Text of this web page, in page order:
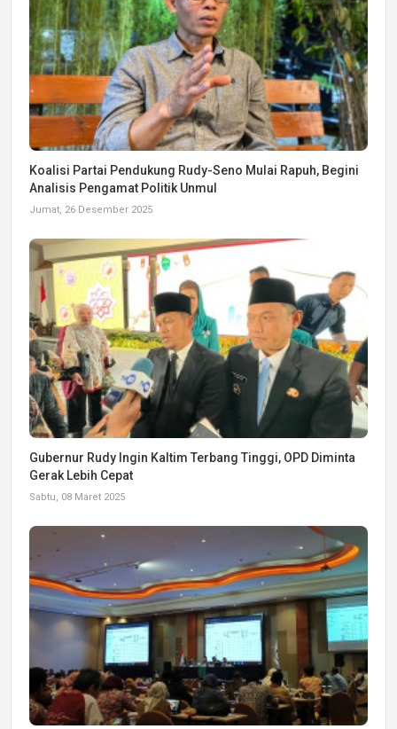
Koalisi Partai Pendukung Rudy-Seno Mulai Rapuh, Begini
Analisis Pengamat Politik Unmul
Jumat, 26 Desember 2025
Gubernur Rudy Ingin Kaltim Terbang Tinggi, OPD Diminta
Gerak Lebih Cepat
Sabtu, 08 Maret 2025